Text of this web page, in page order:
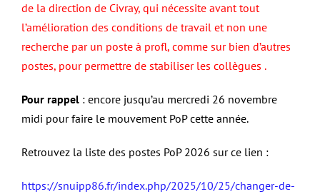
de la direction de Civray, qui nécessite avant tout
l’amélioration des conditions de travail et non une
recherche par un poste à profl, comme sur bien d’autres
postes, pour permettre de stabiliser les collègues .
Pour rappel : encore jusqu’au mercredi 26 novembre
midi pour faire le mouvement PoP cette année.
Retrouvez la liste des postes PoP 2026 sur ce lien :
https://snuipp86.fr/index.php/2025/10/25/changer-de-